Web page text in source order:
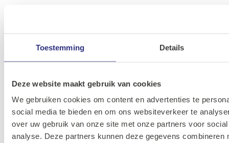
Toestemming Details
Deze website maakt gebruik van cookies
We gebruiken cookies om content en advertenties te
social media te bieden en om ons websiteverkeer te
over uw gebruik van onze site met onze partners voor
analyse. Deze partners kunnen deze gegevens combineren
Tandwiel
staal
TWSM10062000
Tandwiel
M1 63t
staal
01K-
TWSM10063000
0 Inloggen